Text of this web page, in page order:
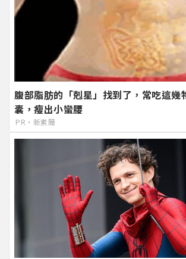
腹部脂肪的「剋星」找到了，常吃這幾
囊，瘦出小蠻腰
PR・新素簡